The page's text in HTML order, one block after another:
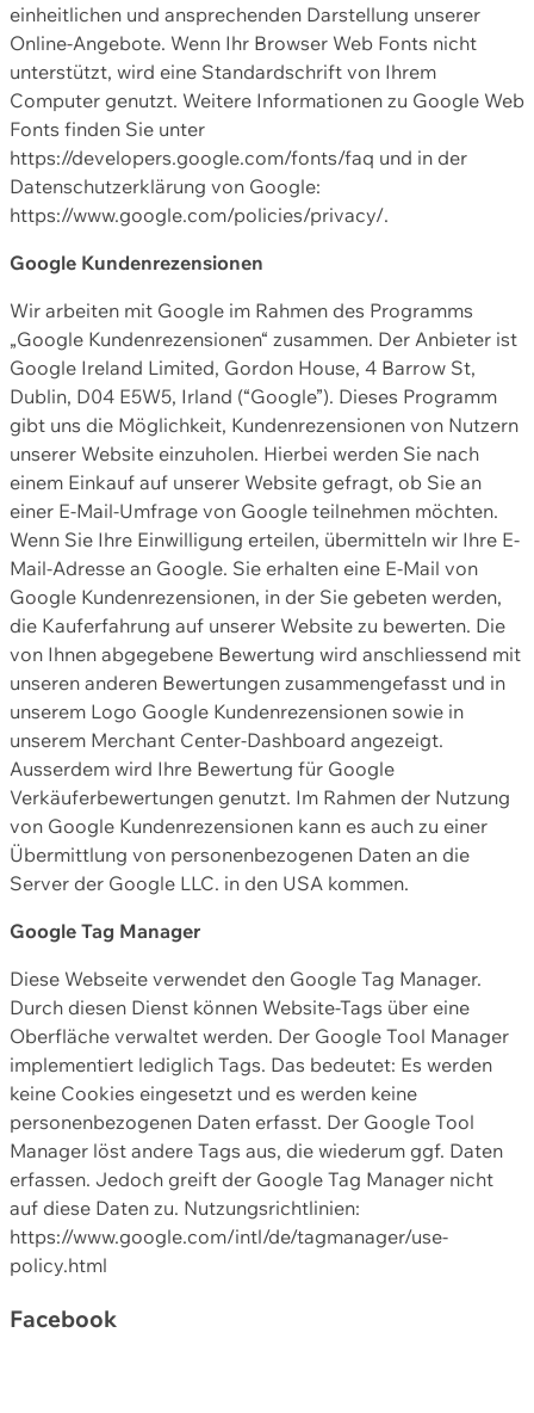
einheitlichen und ansprechenden Darstellung unserer
Online-Angebote. Wenn Ihr Browser Web Fonts nicht
unterstützt, wird eine Standardschrift von Ihrem
Computer genutzt. Weitere Informationen zu Google Web
Fonts finden Sie unter
https://developers.google.com/fonts/faq und in der
Datenschutzerklärung von Google:
https://www.google.com/policies/privacy/.
Google Kundenrezensionen
Wir arbeiten mit Google im Rahmen des Programms
„Google Kundenrezensionen“ zusammen. Der Anbieter ist
Google Ireland Limited, Gordon House, 4 Barrow St,
Dublin, D04 E5W5, Irland (“Google”). Dieses Programm
gibt uns die Möglichkeit, Kundenrezensionen von Nutzern
unserer Website einzuholen. Hierbei werden Sie nach
einem Einkauf auf unserer Website gefragt, ob Sie an
einer E-Mail-Umfrage von Google teilnehmen möchten.
Wenn Sie Ihre Einwilligung erteilen, übermitteln wir Ihre E-
Mail-Adresse an Google. Sie erhalten eine E-Mail von
Google Kundenrezensionen, in der Sie gebeten werden,
die Kauferfahrung auf unserer Website zu bewerten. Die
von Ihnen abgegebene Bewertung wird anschliessend mit
unseren anderen Bewertungen zusammengefasst und in
unserem Logo Google Kundenrezensionen sowie in
unserem Merchant Center-Dashboard angezeigt.
Ausserdem wird Ihre Bewertung für Google
Verkäuferbewertungen genutzt. Im Rahmen der Nutzung
von Google Kundenrezensionen kann es auch zu einer
Übermittlung von personenbezogenen Daten an die
Server der Google LLC. in den USA kommen.
Google Tag Manager
Diese Webseite verwendet den Google Tag Manager.
Durch diesen Dienst können Website-Tags über eine
Oberfläche verwaltet werden. Der Google Tool Manager
implementiert lediglich Tags. Das bedeutet: Es werden
keine Cookies eingesetzt und es werden keine
personenbezogenen Daten erfasst. Der Google Tool
Manager löst andere Tags aus, die wiederum ggf. Daten
erfassen. Jedoch greift der Google Tag Manager nicht
auf diese Daten zu. Nutzungsrichtlinien:
https://www.google.com/intl/de/tagmanager/use-
policy.html
Facebook